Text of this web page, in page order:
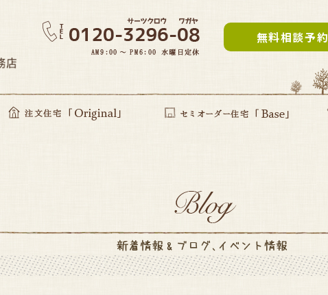
無料相談予約